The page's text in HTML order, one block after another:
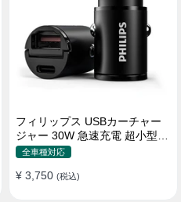
フィリップス USBカーチャー
ジャー 30W 急速充電 超小型設
計 おしゃれ シガーソケット
全車種対応
¥ 3,750 (税込)